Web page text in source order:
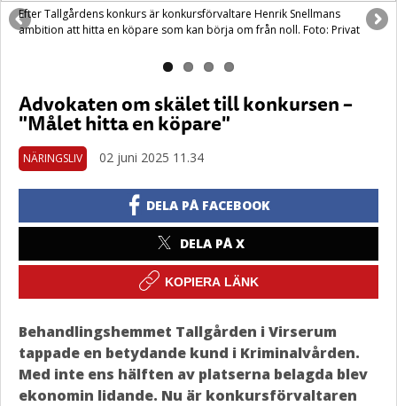
Efter Tallgårdens konkurs är konkursförvaltare Henrik Snellmans
ambition att hitta en köpare som kan börja om från noll. Foto: Privat
Advokaten om skälet till konkursen –
"Målet hitta en köpare"
NÄRINGSLIV 02 juni 2025 11.34
DELA PÅ FACEBOOK
DELA PÅ X
KOPIERA LÄNK
Behandlingshemmet Tallgården i Virserum
tappade en betydande kund i Kriminalvården.
Med inte ens hälften av platserna belagda blev
ekonomin lidande. Nu är konkursförvaltaren